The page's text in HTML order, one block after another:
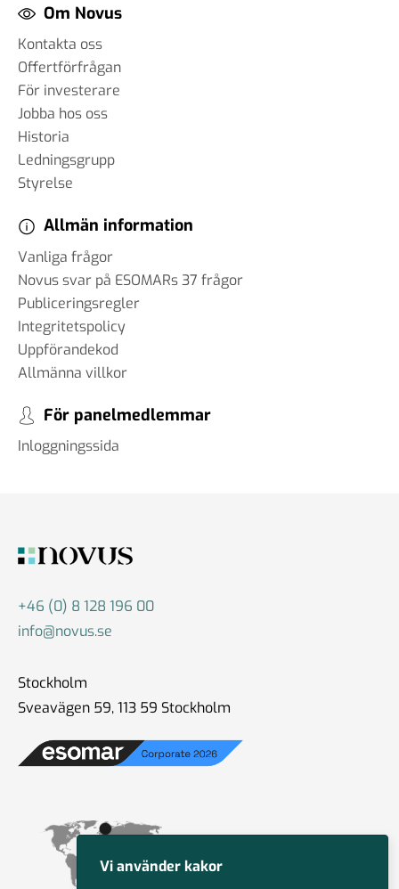
Om Novus
Kontakta oss
Offertförfrågan
För investerare
Jobba hos oss
Historia
Ledningsgrupp
Styrelse
Allmän information
Vanliga frågor
Novus svar på ESOMARs 37 frågor
Publiceringsregler
Integritetspolicy
Uppförandekod
Allmänna villkor
För panelmedlemmar
Inloggningssida
+46 (0) 8 128 196 00
info@novus.se
Stockholm
Sveavägen 59, 113 59 Stockholm
Vi använder kakor